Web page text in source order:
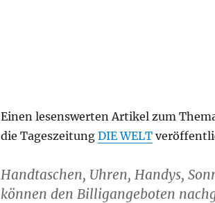
Einen lesenswerten Artikel zum
die Tageszeitung DIE WELT
Handtaschen, Uhren, Handys,
können den Billigangeboten